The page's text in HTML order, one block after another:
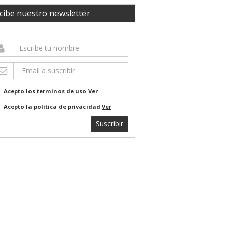
nuestro newsletter
Acepto los terminos de uso Ver
Acepto la política de privacidad Ver
Suscribir